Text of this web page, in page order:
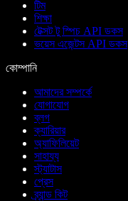
টিম
শিক্ষা
টেক্সট টু স্পিচ API ডকস
ভয়েস এজেন্টস API ডকস
কোম্পানি
আমাদের সম্পর্কে
যোগাযোগ
ব্লগ
ক্যারিয়ার
অ্যাফিলিয়েট
সাহায্য
স্ট্যাটাস
প্রেস
ব্র্যান্ড কিট